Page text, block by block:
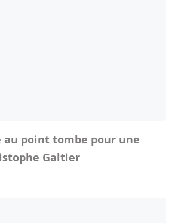
au point tombe pour une
Galtier